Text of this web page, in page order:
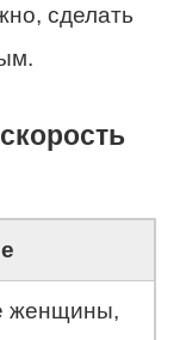
сделать
женщины,